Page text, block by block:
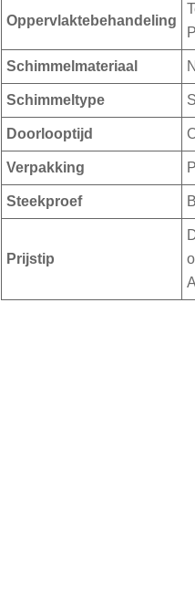
Oppervlaktebehandeling
Schimmelmateriaal
Schimmeltype
Doorlooptijd
Verpakking
Steekproef
Prijstip